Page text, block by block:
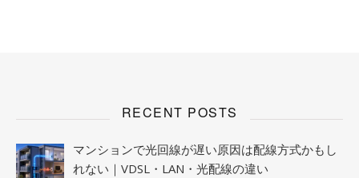
RECENT POSTS
マンションで光回線が遅い原因は配線方式かもし
れない｜VDSL・LAN・光配線の違い